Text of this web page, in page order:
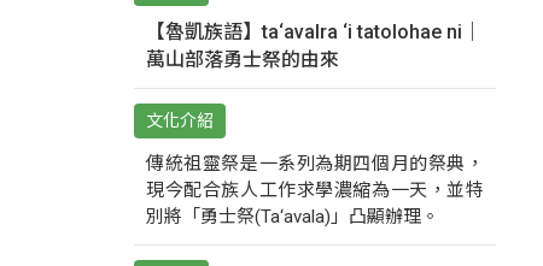
【魯凱族語】ta‘avalra ‘i tatolohae ni｜
萬山部落勇士祭的由來
文化介紹
傳統祖靈祭是一系列為期四個月的祭典，
現今配合族人工作求學濃縮為一天，並特
別將「勇士祭(Ta‘avala)」凸顯辦理。